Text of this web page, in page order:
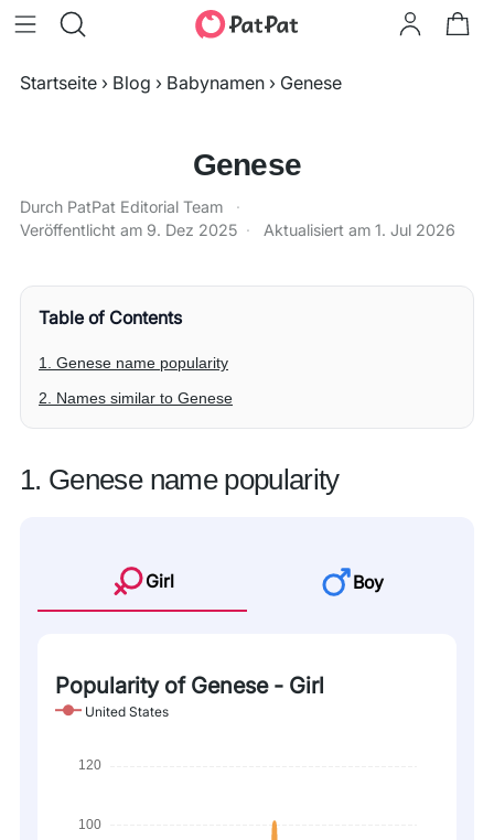
Startseite › Blog › Babynamen › Genese
Genese
Durch PatPat Editorial Team
·
Veröffentlicht am 9. Dez 2025 · Aktualisiert am 1. Jul 2026
Table of Contents
1. Genese name popularity
2. Names similar to Genese
1. Genese name popularity
Girl Boy
Popularity of Genese - Girl
United States